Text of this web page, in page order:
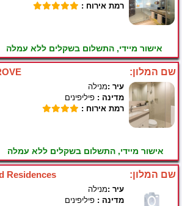
רמת אירוח :
אישור מיידי, התשלום בשקלים ללא עמלה
שם המלון:
עיר :מנילה
מדינה : פיליפינים
רמת אירוח :
אישור מיידי, התשלום בשקלים ללא עמלה
Residences שם המלון:
עיר :מנילה
מדינה : פיליפינים